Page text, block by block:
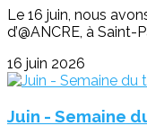
Le 16 juin, nous
d’@ANCRE, à Saint-
16 juin 2026
Juin - Semaine